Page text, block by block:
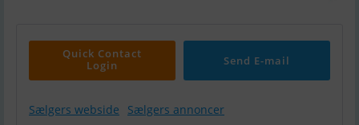
Quick Contact
Login
Send E-mail
Sælgers webside Sælgers annoncer